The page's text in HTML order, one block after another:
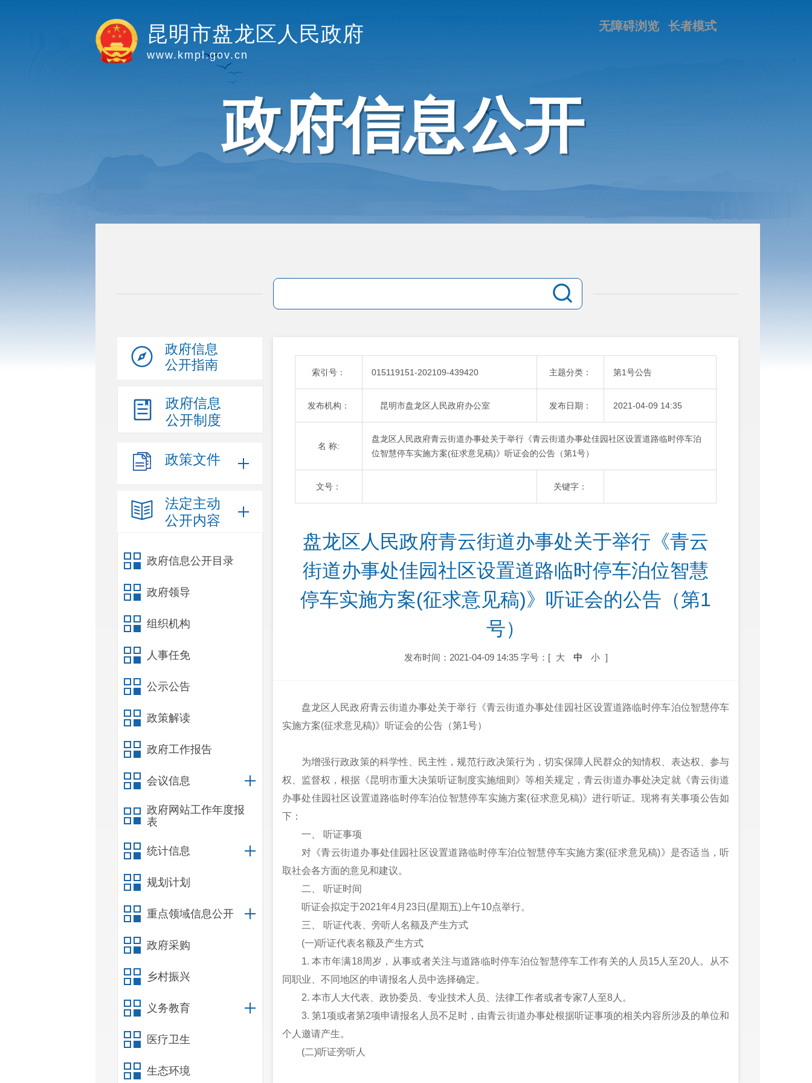
昆明市盘龙区人民政府
www.kmpl.gov.cn
长者模式
无障碍浏览
政府信息公开
政府信息
公开指南
政府信息
公开制度
政策文件
法定主动
公开内容
政府信息公开目录
政府领导
组织机构
人事任免
公示公告
政策解读
政府工作报告
会议信息
政府网站工作年度报
表
统计信息
规划计划
重点领域信息公开
政府采购
乡村振兴
义务教育
医疗卫生
生态环境
索引号： 015119151-202109-439420 主题分类： 第1号公告
发布机构： 昆明市盘龙区人民政府办公室 发布日期： 2021-04-09 14:35
名 称:
盘龙区人民政府青云街道办事处关于举行《青云街道办事处佳园社区设置道路临时停车泊
位智慧停车实施方案(征求意见稿)》听证会的公告（第1号）
文号： 关键字：
盘龙区人民政府青云街道办事处关于举行《青云
街道办事处佳园社区设置道路临时停车泊位智慧
停车实施方案(征求意见稿)》听证会的公告（第1
号）
发布时间：2021-04-09 14:35 字号：[ 大 中 小 ]
盘龙区人民政府青云街道办事处关于举行《青云街道办事处佳园社区设置道路临时停车泊位智慧停车
实施方案(征求意见稿)》听证会的公告 （第1号）
为增强行政政策的科学性、民主性，规范行政决策行为，切实保障人民群众的知情权、表达权、参与
权、监督权，根据《昆明市重大决策听证制度实施细则》等相关规定，青云街道办事处决定就《青云街道
办事处佳园社区设置道路临时停车泊位智慧停车实施方案(征求意见稿)》进行听证。现将有关事项公告如
下：
一、 听证事项
对《青云街道办事处佳园社区设置道路临时停车泊位智慧停车实施方案(征求意见稿)》是否适当，听
取社会各方面的意见和建议。
二、 听证时间
听证会拟定于2021年4月23日(星期五)上午10点举行。
三、 听证代表、旁听人名额及产生方式
(一)听证代表名额及产生方式
1. 本市年满18周岁，从事或者关注与道路临时停车泊位智慧停车工作有关的人员15人至20人。从不
同职业、不同地区的申请报名人员中选择确定。
2. 本市人大代表、政协委员、专业技术人员、法律工作者或者专家7人至8人。
3. 第1项或者第2项申请报名人员不足时，由青云街道办事处根据听证事项的相关内容所涉及的单位和
个人邀请产生。
(二)听证旁听人